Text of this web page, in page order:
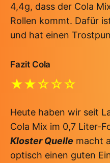
4,4g, dass der Cola
Rollen kommt. Dafür
und hat einen
Fazit Cola
★★☆☆☆
Heute haben wir seit
Cola Mix im 0,7 Liter-
Kloster Quelle macht
optisch einen guten